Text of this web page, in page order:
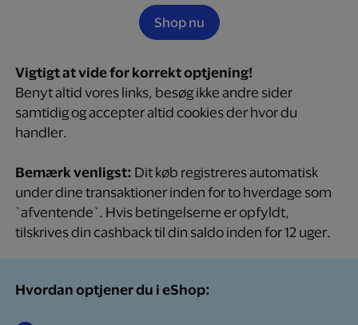
Shop nu
Vigtigt at vide for korrekt optjening!
Benyt altid vores links, besøg ikke andre sider
samtidig og accepter altid cookies der hvor du
handler.
Bemærk venligst: Dit køb registreres automatisk
under dine transaktioner inden for to hverdage som
`afventende`. Hvis betingelserne er opfyldt,
tilskrives din cashback til din saldo inden for 12 uger.
Hvordan optjener du i eShop: